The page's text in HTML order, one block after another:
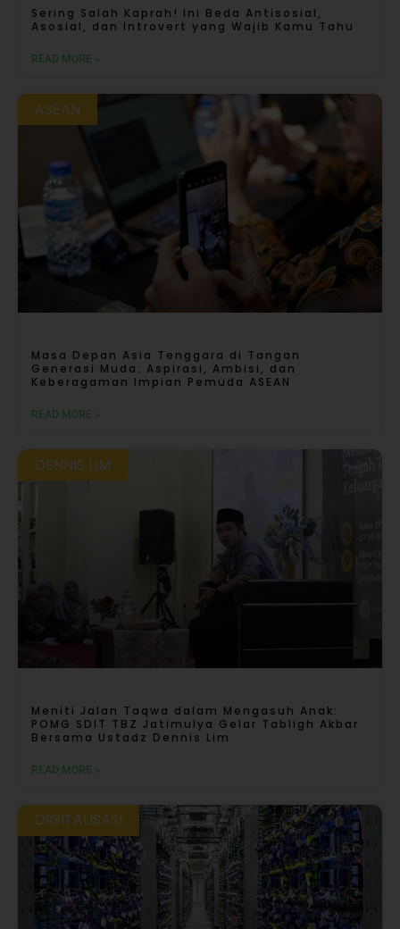
Sering Salah Kaprah! Ini Beda Antisosial,
Asosial, dan Introvert yang Wajib Kamu Tahu
READ MORE »
ASEAN
Masa Depan Asia Tenggara di Tangan
Generasi Muda: Aspirasi, Ambisi, dan
Keberagaman Impian Pemuda ASEAN
READ MORE »
DENNIS LIM
Meniti Jalan Taqwa dalam Mengasuh Anak:
POMG SDIT TBZ Jatimulya Gelar Tabligh Akbar
Bersama Ustadz Dennis Lim
READ MORE »
DIGITALISASI